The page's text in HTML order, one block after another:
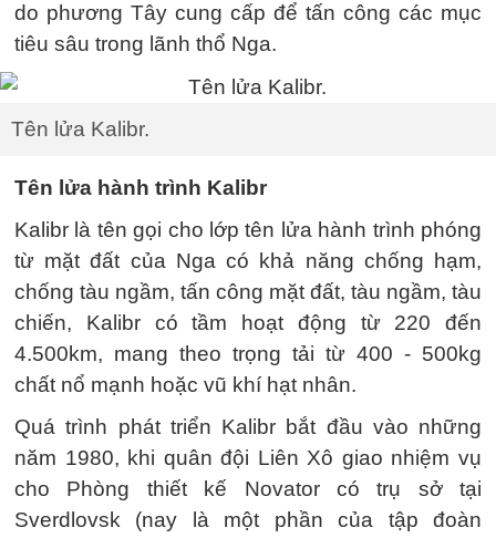
do phương Tây cung cấp để tấn công các mục
tiêu sâu trong lãnh thổ Nga.
Tên lửa Kalibr.
Tên lửa hành trình Kalibr
Kalibr là tên gọi cho lớp tên lửa hành trình phóng
từ mặt đất của Nga có khả năng chống hạm,
chống tàu ngầm, tấn công mặt đất, tàu ngầm, tàu
chiến, Kalibr có tầm hoạt động từ 220 đến
4.500km, mang theo trọng tải từ 400 - 500kg
chất nổ mạnh hoặc vũ khí hạt nhân.
Quá trình phát triển Kalibr bắt đầu vào những
năm 1980, khi quân đội Liên Xô giao nhiệm vụ
cho Phòng thiết kế Novator có trụ sở tại
Sverdlovsk (nay là một phần của tập đoàn